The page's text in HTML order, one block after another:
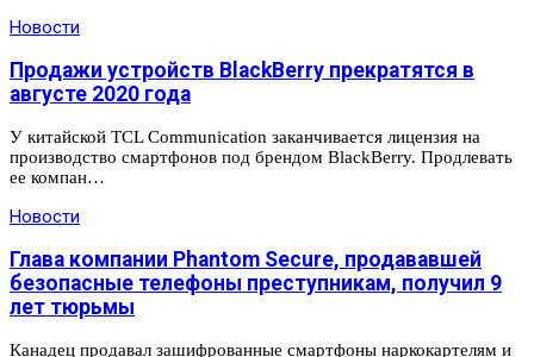
Новости
Продажи устройств BlackBerry прекратятся в
августе 2020 года
У китайской TCL Communication заканчивается лицензия на
производство смартфонов под брендом BlackBerry. Продлевать
ее компан…
Новости
Глава компании Phantom Secure, продававшей
безопасные телефоны преступникам, получил 9
лет тюрьмы
Канадец продавал зашифрованные смартфоны наркокартелям и